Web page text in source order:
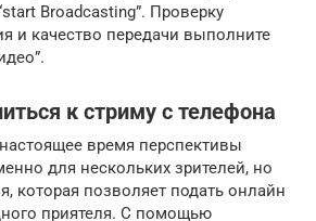
Broadcasting”. Проверку
и качество передачи выполните
к стриму с телефона
время перспективы
для нескольких зрителей, но
которая позволяет подать онлайн
приятеля. С помощью